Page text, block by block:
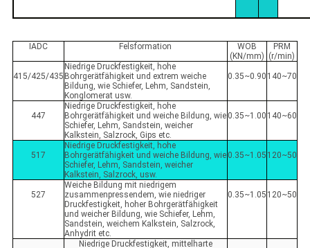
IADC Felsformation
WOB
(KN/mm)
PRM
(r/min)
415/425/435
Niedrige Druckfestigkeit, hohe
Bohrgerätfähigkeit und extrem weiche
Bildung, wie Schiefer, Lehm, Sandstein,
Konglomerat usw.
0.35~0.90 140~70
447
Niedrige Druckfestigkeit, hohe
Bohrgerätfähigkeit und weiche Bildung, wie
Schiefer, Lehm, Sandstein, weicher
Kalkstein, Salzrock, Gips etc.
0.35~1.00 140~60
517
Niedrige Druckfestigkeit, hohe
Bohrgerätfähigkeit und weiche Bildung, wie
Schiefer, Lehm, Sandstein, weicher
Kalkstein, Salzrock, usw.
0.35~1.05 120~50
527
Weiche Bildung mit niedrigem
zusammenpressendem, wie niedriger
Druckfestigkeit, hoher Bohrgerätfähigkeit
und weicher Bildung, wie Schiefer, Lehm,
Sandstein, weichem Kalkstein, Salzrock,
Anhydrit etc.
0.35~1.05 120~50
Niedrige Druckfestigkeit, mittelharte